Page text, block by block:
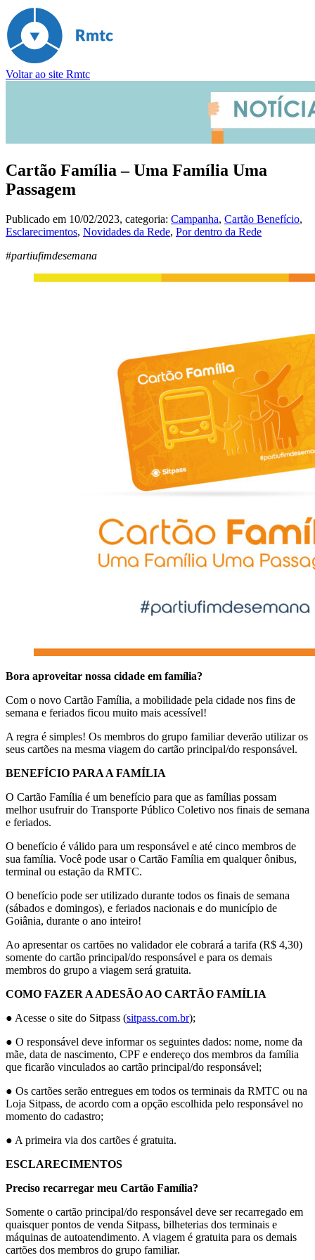
Voltar ao site Rmtc
Cartão Família – Uma Família Uma
Passagem
Publicado em 10/02/2023, categoria: Campanha, Cartão Benefício,
Esclarecimentos, Novidades da Rede, Por dentro da Rede
#partiufimdesemana
Bora aproveitar nossa cidade em família?
Com o novo Cartão Família, a mobilidade pela cidade nos fins de
semana e feriados ficou muito mais acessível!
A regra é simples! Os membros do grupo familiar deverão utilizar os
seus cartões na mesma viagem do cartão principal/do responsável.
BENEFÍCIO PARA A FAMÍLIA
O Cartão Família é um benefício para que as famílias possam
melhor usufruir do Transporte Público Coletivo nos finais de semana
e feriados.
O benefício é válido para um responsável e até cinco membros de
sua família. Você pode usar o Cartão Família em qualquer ônibus,
terminal ou estação da RMTC.
O benefício pode ser utilizado durante todos os finais de semana
(sábados e domingos), e feriados nacionais e do município de
Goiânia, durante o ano inteiro!
Ao apresentar os cartões no validador ele cobrará a tarifa (R$ 4,30)
somente do cartão principal/do responsável e para os demais
membros do grupo a viagem será gratuita.
COMO FAZER A ADESÃO AO CARTÃO FAMÍLIA
● Acesse o site do Sitpass (sitpass.com.br);
● O responsável deve informar os seguintes dados: nome, nome da
mãe, data de nascimento, CPF e endereço dos membros da família
que ficarão vinculados ao cartão principal/do responsável;
● Os cartões serão entregues em todos os terminais da RMTC ou na
Loja Sitpass, de acordo com a opção escolhida pelo responsável no
momento do cadastro;
● A primeira via dos cartões é gratuita.
ESCLARECIMENTOS
Preciso recarregar meu Cartão Família?
Somente o cartão principal/do responsável deve ser recarregado em
quaisquer pontos de venda Sitpass, bilheterias dos terminais e
máquinas de autoatendimento. A viagem é gratuita para os demais
cartões dos membros do grupo familiar.